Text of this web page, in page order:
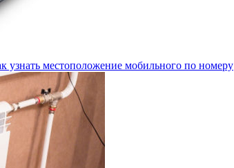
узнать местоположение мобильного по номеру